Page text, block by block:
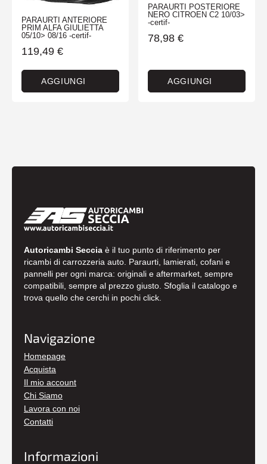
PARAURTI ANTERIORE
PRIM ALFA GIULIETTA
05/10> 08/16 -certif-
119,49 €
AGGIUNGI
PARAURTI POSTERIORE
NERO CITROEN C2 10/03>
-certif-
78,98 €
AGGIUNGI
Autoricambi Seccia è il tuo punto di riferimento per
ricambi di carrozzeria auto. Paraurti, lamierati, cofani e
pannelli per ogni marca: originali e aftermarket, sempre
compatibili, sempre al prezzo giusto. Sfoglia il catalogo e
trova quello che cerchi in pochi click.
Navigazione
Homepage
Acquista
Il mio account
Chi Siamo
Lavora con noi
Contatti
Informazioni